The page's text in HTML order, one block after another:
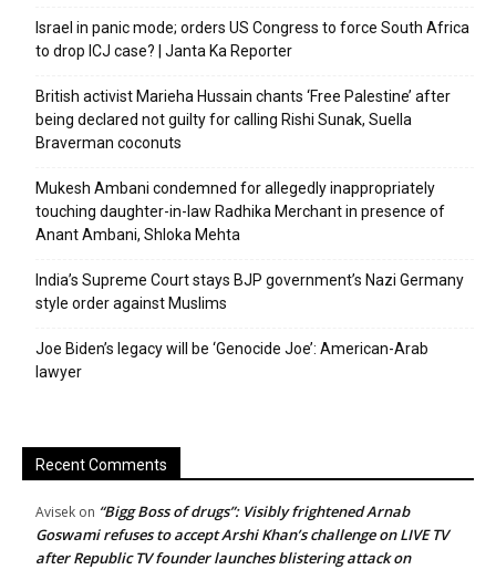
Israel in panic mode; orders US Congress to force South Africa
to drop ICJ case? | Janta Ka Reporter
British activist Marieha Hussain chants ‘Free Palestine’ after
being declared not guilty for calling Rishi Sunak, Suella
Braverman coconuts
Mukesh Ambani condemned for allegedly inappropriately
touching daughter-in-law Radhika Merchant in presence of
Anant Ambani, Shloka Mehta
India’s Supreme Court stays BJP government’s Nazi Germany
style order against Muslims
Joe Biden’s legacy will be ‘Genocide Joe’: American-Arab
lawyer
Recent Comments
Avisek on “Bigg Boss of drugs”: Visibly frightened Arnab
Goswami refuses to accept Arshi Khan’s challenge on LIVE TV
after Republic TV founder launches blistering attack on